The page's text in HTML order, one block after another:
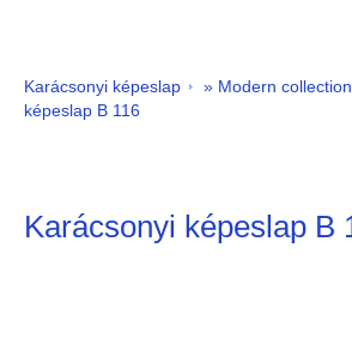
Karácsonyi képeslap » Modern collection
képeslap B 116
Karácsonyi képeslap B